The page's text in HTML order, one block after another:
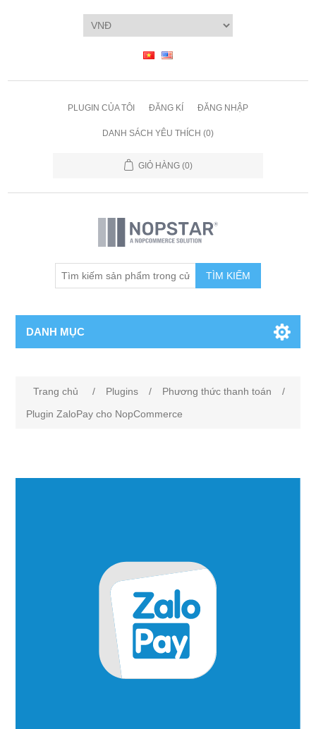
PLUGIN CỦA TÔI ĐĂNG KÍ ĐĂNG NHẬP
DANH SÁCH YÊU THÍCH (0)
GIỎ HÀNG (0)
TÌM KIẾM
DANH MỤC
Trang chủ / Plugins / Phương thức thanh toán
/
Plugin ZaloPay cho NopCommerce